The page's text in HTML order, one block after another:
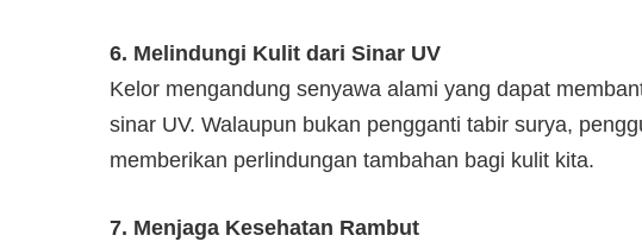
6. Melindungi Kulit dari Sinar UV
Kelor mengandung senyawa alami yang dapat
sinar UV. Walaupun bukan pengganti tabir surya,
memberikan perlindungan tambahan bagi kulit kita.
7. Menjaga Kesehatan Rambut